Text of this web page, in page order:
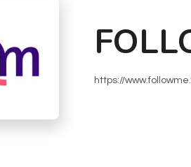
https://